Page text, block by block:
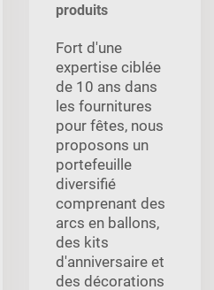
produits
Fort d'une
expertise ciblée
de 10 ans dans
les fournitures
pour fêtes, nous
proposons un
portefeuille
diversifié
comprenant des
arcs en ballons,
des kits
d'anniversaire et
des décorations